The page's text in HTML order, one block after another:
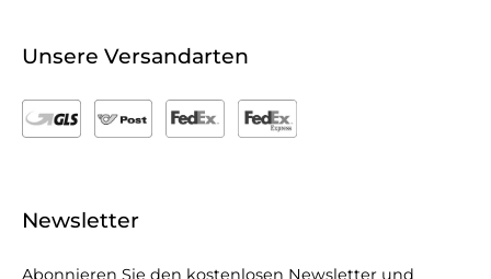
Unsere Versandarten
Newsletter
Abonnieren Sie den kostenlosen Newsletter und